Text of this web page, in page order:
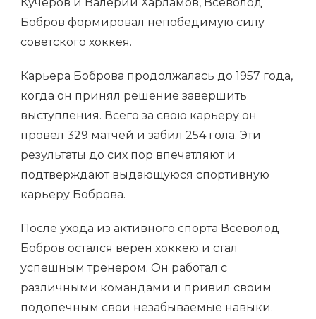
Бобров формировал непобедимую силу
советского хоккея.
Карьера Боброва продолжалась до 1957 года,
когда он принял решение завершить
выступления. Всего за свою карьеру он
провел 329 матчей и забил 254 гола. Эти
результаты до сих пор впечатляют и
подтверждают выдающуюся спортивную
карьеру Боброва.
После ухода из активного спорта Всеволод
Бобров остался верен хоккею и стал
успешным тренером. Он работал с
различными командами и привил своим
подопечным свои незабываемые навыки.